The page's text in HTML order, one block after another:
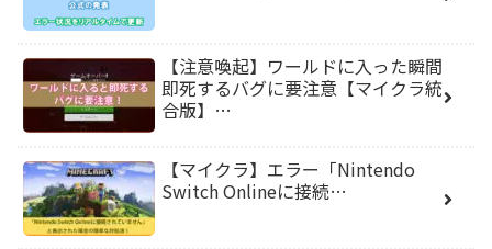
【注意喚起】ワールドに入った瞬間
即死するバグに要注意【マイクラ統
合版】…
【マイクラ】エラー「Nintendo
Switch Onlineに接続…